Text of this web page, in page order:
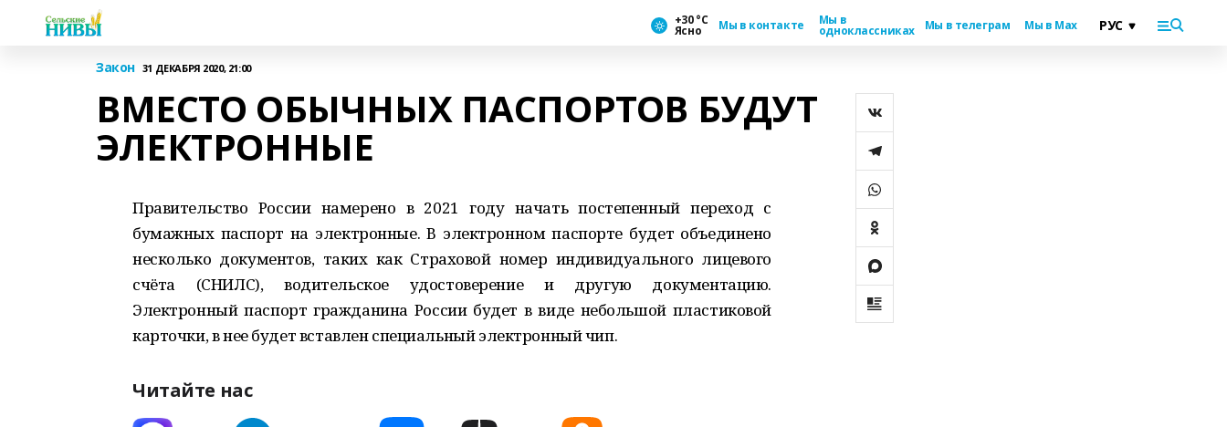
+30 °С
Ясно Мы в контакте Мы в
одноклассниках Мы в телеграм Мы в Max
Закон 31 ДЕКАБРЯ 2020, 21:00
ВМЕСТО ОБЫЧНЫХ ПАСПОРТОВ БУДУТ
ЭЛЕКТРОННЫЕ
Правительство России намерено в 2021 году начать постепенный переход с
бумажных паспорт на электронные. В электронном паспорте будет объединено
несколько документов, таких как Страховой номер индивидуального лицевого
счёта (СНИЛС), водительское удостоверение и другую документацию.
Электронный паспорт гражданина России будет в виде небольшой пластиковой
карточки, в нее будет вставлен специальный электронный чип.
Читайте нас